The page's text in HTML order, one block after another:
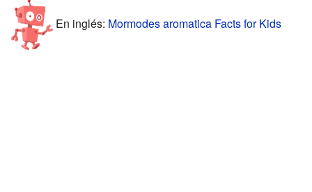
En inglés: Mormodes aromatica Facts for Kids